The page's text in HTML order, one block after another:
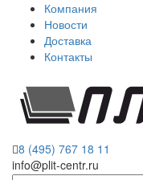
Компания
Новости
Доставка
Контакты
8 (495) 767 18 11
info@plit-centr.ru